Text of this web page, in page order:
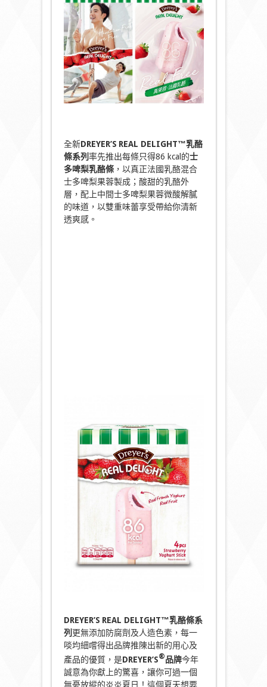
全新DREYER’S REAL DELIGHT™乳酪
條系列 率先推出每條只得86 kcal的士
多啤梨乳酪條，以真正法國乳酪混合
士多啤梨果蓉製成；酸甜的乳酪外
層，配上中間士多啤梨果蓉微酸解膩
的味道，以雙重味蕾享受帶給你清新
透爽感。
DREYER’S REAL DELIGHT™乳酪條系
列 更無添加防腐劑及人造色素，每一
啖均細嚐得出品牌推陳出新的用心及
產品的優質，是DREYER’S®品牌今年
誠意為你獻上的驚喜，讓你可過一個
無憂放縱的炎炎夏日！這個夏天想要